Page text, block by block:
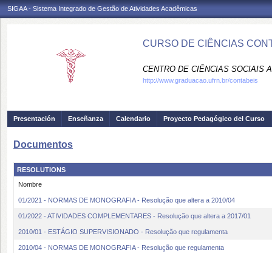
SIGAA - Sistema Integrado de Gestão de Atividades Acadêmicas
CURSO DE CIÊNCIAS
CENTRO DE CIÊNCIAS SOCIAIS
http://www.graduacao.ufrn.br/contabeis
Presentación Enseñanza Calendario Proyecto Pedagógico del Curso
Documentos
RESOLUTIONS
Nombre
01/2021 - NORMAS DE MONOGRAFIA - Resolução que altera a 2010/04
01/2022 - ATIVIDADES COMPLEMENTARES - Resolução que altera a 2017/01
2010/01 - ESTÁGIO SUPERVISIONADO - Resolução que regulamenta
2010/04 - NORMAS DE MONOGRAFIA - Resolução que regulamenta